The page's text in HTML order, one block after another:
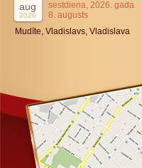
aug
2026
sestdiena, 2026. gada
8. augusts
Mudīte, Vladislavs, Vladislava